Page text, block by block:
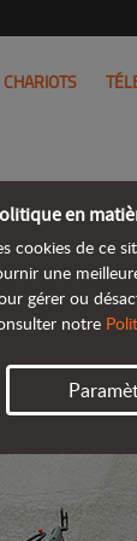
CHARIOTS
en
cookies de ce
une
gérer ou
notre